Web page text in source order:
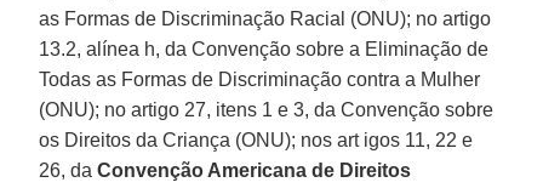
as Formas de Discriminação Racial (ONU); no artigo
13.2, alínea h, da Convenção sobre a Eliminação de
Todas as Formas de Discriminação contra a Mulher
(ONU); no artigo 27, itens 1 e 3, da Convenção sobre
os Direitos da Criança (ONU); nos art igos 11, 22 e
26, da Convenção Americana de Direitos